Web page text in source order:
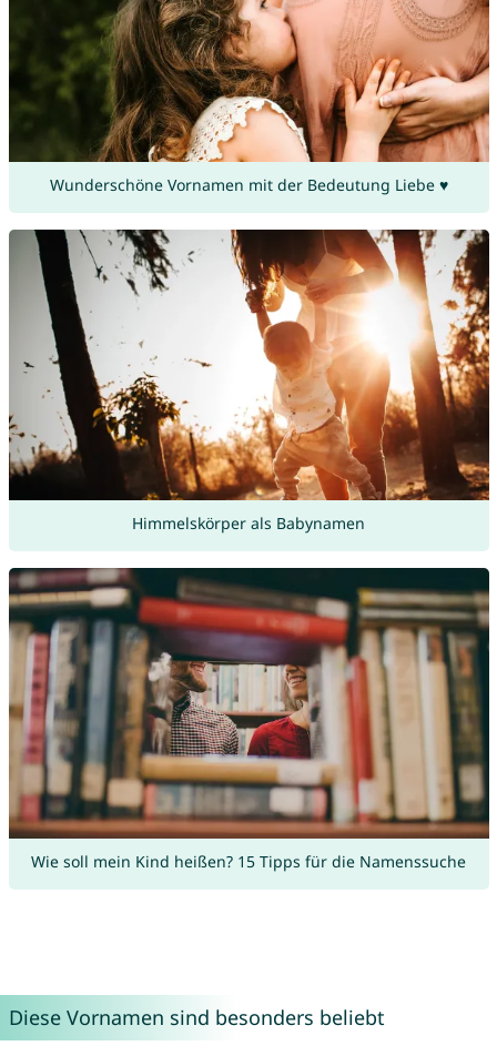
Wunderschöne Vornamen mit der Bedeutung Liebe ♥
Himmelskörper als Babynamen
Wie soll mein Kind heißen? 15 Tipps für die Namenssuche
Diese Vornamen sind besonders beliebt